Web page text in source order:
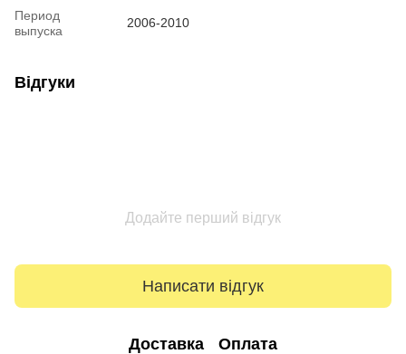
Период
выпуска
2006-2010
Відгуки
Додайте перший відгук
Написати відгук
Доставка Оплата